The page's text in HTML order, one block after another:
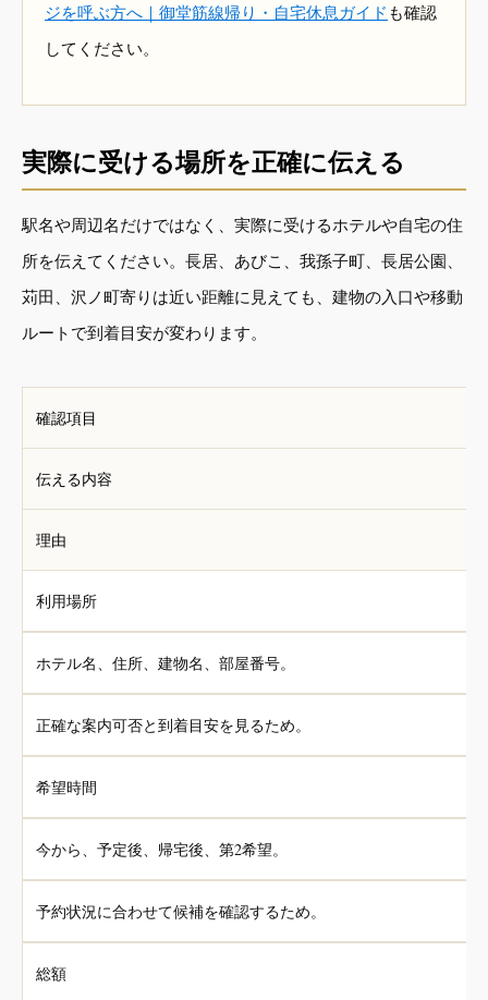
ジを呼ぶ方へ｜御堂筋線帰り・自宅休息ガイド も確認
してください。
実際に受ける場所を正確に伝える
駅名や周辺名だけではなく、実際に受けるホテルや自宅の住
所を伝えてください。長居、あびこ、我孫子町、長居公園、
苅田、沢ノ町寄りは近い距離に見えても、建物の入口や移動
ルートで到着目安が変わります。
確認項目
伝える内容
理由
利用場所
ホテル名、住所、建物名、部屋番号。
正確な案内可否と到着目安を見るため。
希望時間
今から、予定後、帰宅後、第2希望。
予約状況に合わせて候補を確認するため。
総額